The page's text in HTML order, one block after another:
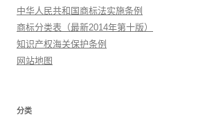
中华人民共和国商标法实施条例
商标分类表（最新2014年第十版）
知识产权海关保护条例
网站地图
分类